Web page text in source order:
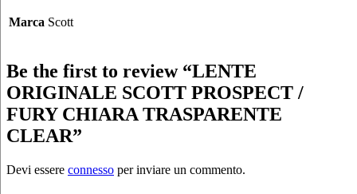
Marca Scott
Be the first to review “LENTE
ORIGINALE SCOTT PROSPECT /
FURY CHIARA TRASPARENTE
CLEAR”
Devi essere connesso per inviare un commento.